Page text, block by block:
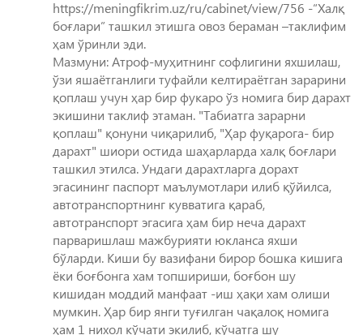
https://meningfikrim.uz/ru/cabinet/view/756 -“Халқ
боғлари” ташкил этишга овоз бераман –таклифим
ҳам ўринли эди.
Мазмуни: Атроф-муҳитнинг софлигини яхшилаш,
ўзи яшаётганлиги туфайли келтираётган зарарини
қоплаш учун ҳар бир фукаро ўз номига бир дарахт
экишини таклиф этаман. "Табиатга зарарни
қоплаш" қонуни чиқарилиб, "Ҳар фуқарога- бир
дарахт" шиори остида шаҳарларда халқ боғлари
ташкил этилса. Ундаги дарахтларга дорахт
эгасининг паспорт маълумотлари илиб қўйилса,
автотранспортнинг кувватига қараб,
автотранспорт эгасига ҳам бир неча дарахт
парваришлаш мажбурияти юкланса яхши
бўларди. Киши бу вазифани бирор бошка кишига
ёки боғбонга хам топшириши, боғбон шу
кишидан моддий манфаат -иш ҳақи хам олиши
мумкин. Ҳар бир янги туғилган чақалоқ номига
ҳам 1 нихол кўчати экилиб, кўчатга шу